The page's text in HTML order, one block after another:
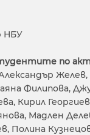
НБУ
по
Желев,
Филипова,
Кирил
Мадлен
Полина